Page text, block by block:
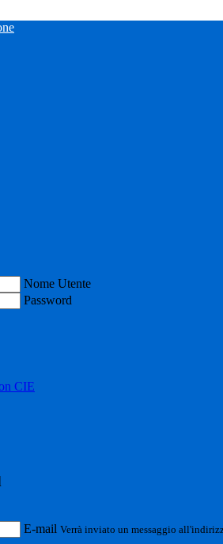
Nome Utente
Password
CIE
E-mail Verrà inviato un messaggio